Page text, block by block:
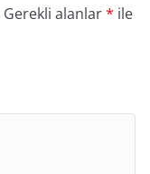
Gerekli alanlar* ile